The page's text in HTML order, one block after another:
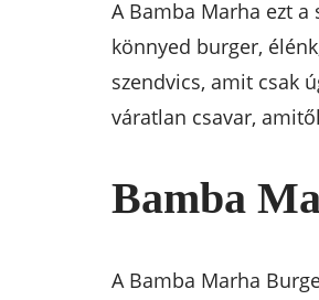
A Bamba Marha ezt
könnyed burger,
szendvics, amit csak
váratlan csavar,
Bamba
A Bamba Marha